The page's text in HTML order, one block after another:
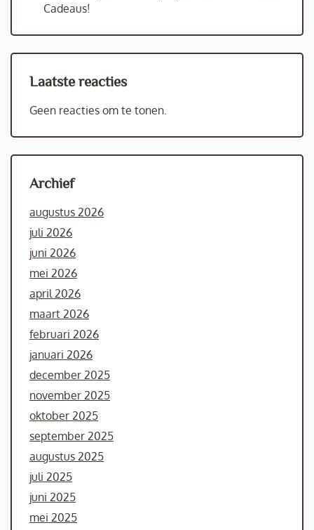
Cadeaus!
Laatste reacties
Geen reacties om te tonen.
Archief
augustus 2026
juli 2026
juni 2026
mei 2026
april 2026
maart 2026
februari 2026
januari 2026
december 2025
november 2025
oktober 2025
september 2025
augustus 2025
juli 2025
juni 2025
mei 2025